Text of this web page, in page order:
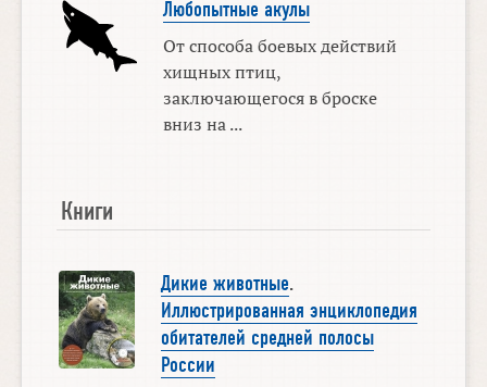
Любопытные акулы
От способа боевых действий
хищных птиц,
заключающегося в броске
вниз на ...
Книги
Дикие животные.
Иллюстрированная энциклопедия
обитателей средней полосы
России